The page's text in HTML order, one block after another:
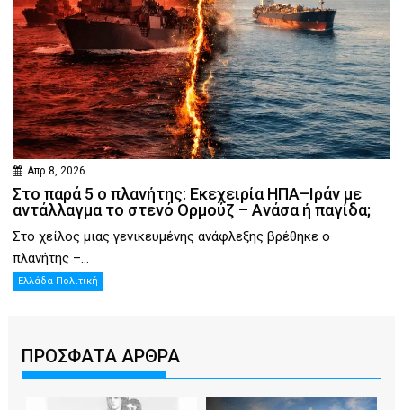
Απρ 8, 2026
Στο παρά 5 ο πλανήτης: Εκεχειρία ΗΠΑ–Ιράν με
αντάλλαγμα το στενό Ορμούζ – Ανάσα ή παγίδα;
Στο χείλος μιας γενικευμένης ανάφλεξης βρέθηκε ο
πλανήτης –...
Ελλάδα-Πολιτική
ΠΡΟΣΦΑΤΑ ΑΡΘΡΑ